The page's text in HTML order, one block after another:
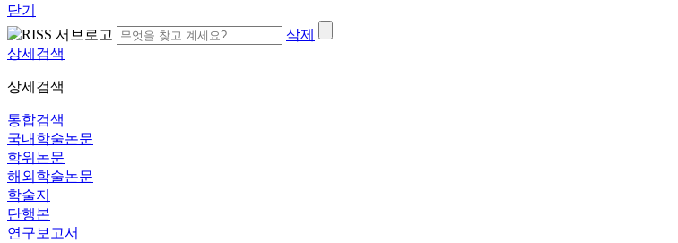
닫기
삭제
상세검색
상세검색
통합검색
국내학술논문
학위논문
해외학술논문
학술지
단행본
연구보고서